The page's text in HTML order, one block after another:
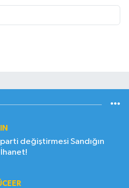
değiştirmesi Sandığın